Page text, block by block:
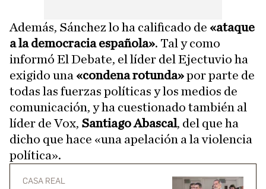
Además, Sánchez lo ha calificado de «ataque
a la democracia española». Tal y como
informó El Debate, el líder del Ejectuvio ha
exigido una «condena rotunda»por parte de
todas las fuerzas políticas y los medios de
comunicación, y ha cuestionado también al
líder de Vox, Santiago Abascal, del que ha
dicho que hace «una apelación a la violencia
política».
CASA REAL